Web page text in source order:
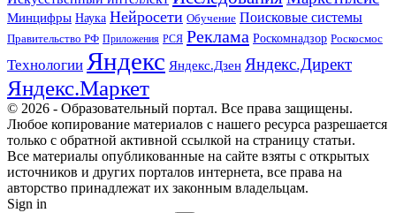
Минцифры Наука Нейросети Обучение Поисковые системы
Правительство РФ Приложения РСЯ Реклама Роскомнадзор Роскосмос
Технологии Яндекс Яндекс.Дзен Яндекс.Директ
Яндекс.Маркет
© 2026 - Образовательный портал. Все права защищены.
Любое копирование материалов с нашего ресурса разрешается
только с обратной активной ссылкой на страницу статьи.
Все материалы опубликованные на сайте взяты с открытых
источников и других порталов интернета, все права на
авторство принадлежат их законным владельцам.
Sign in